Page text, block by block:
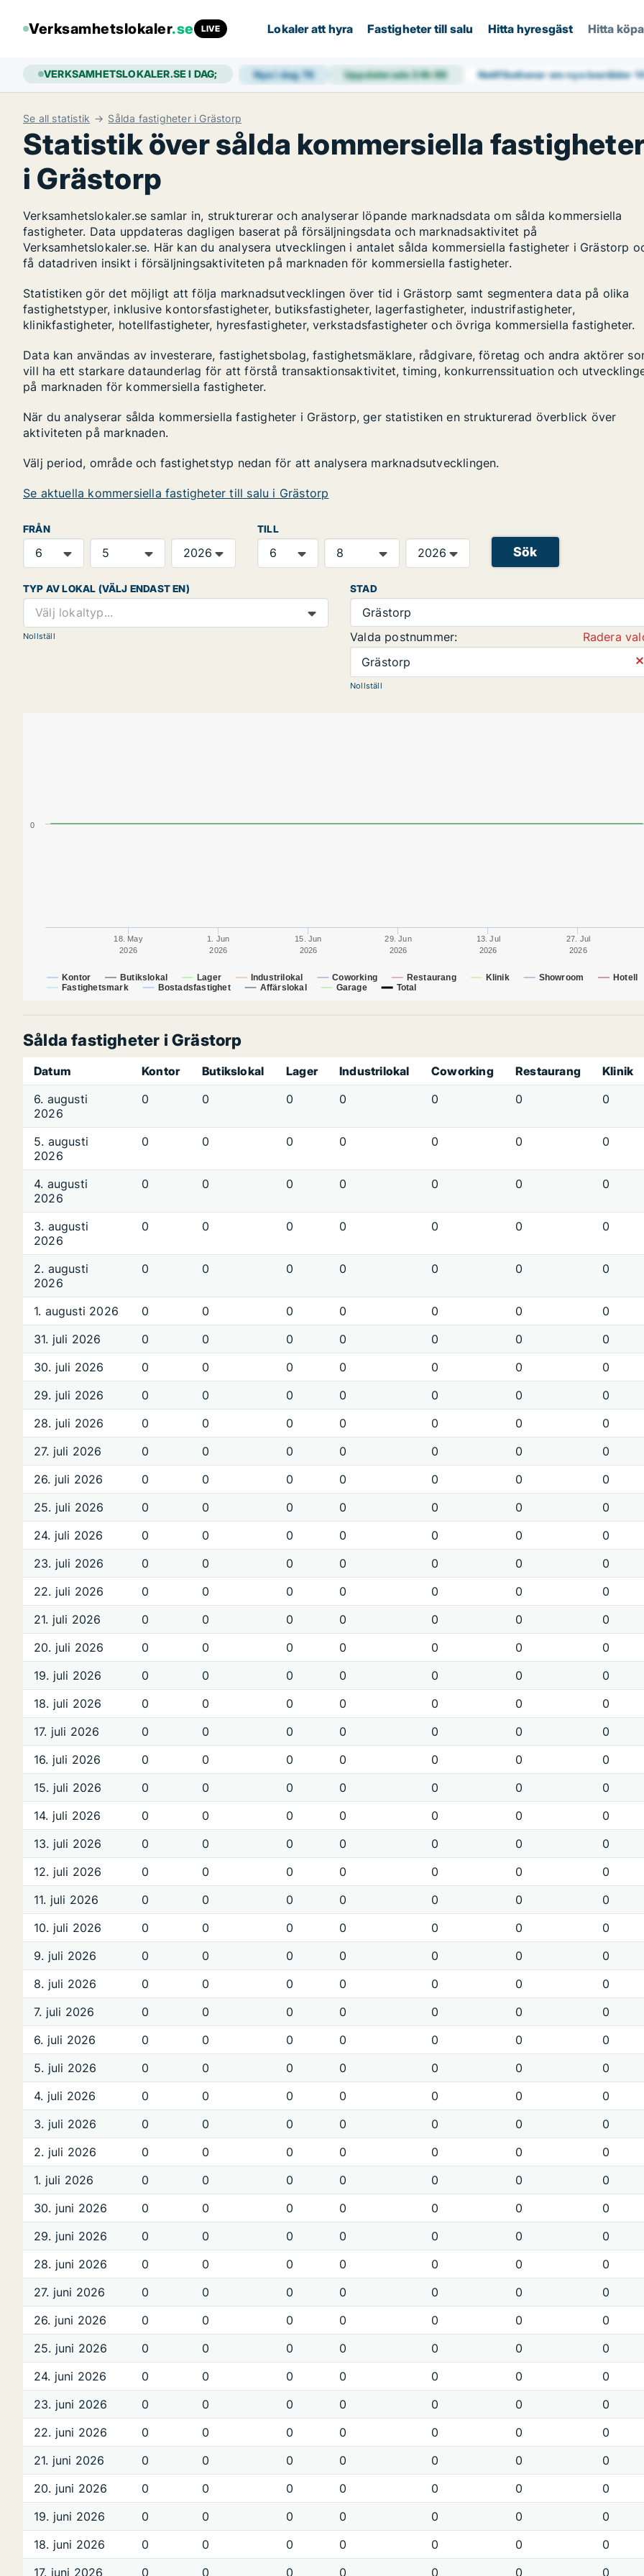
Verksamhetslokaler.se LIVE Lokaler att hyra Fastigheter till salu Hitta hyresgäst Hitta
VERKSAMHETSLOKALER.SE I DAG; Nya i dag 76 Uppdaterade 24h96 Notifikationer om nya bostäder
Se all statistik Sålda fastigheter i Grästorp
Statistik över sålda kommersiella
i Grästorp
Verksamhetslokaler.se samlar in, strukturerar och analyserar löpande marknadsdata om sålda kommersiella
fastigheter. Data uppdateras dagligen baserat på försäljningsdata och marknadsaktivitet på
Verksamhetslokaler.se. Här kan du analysera utvecklingen i antalet sålda kommersiella fastigheter i Grästorp
få datadriven insikt i försäljningsaktiviteten på marknaden för kommersiella fastigheter.
Statistiken gör det möjligt att följa marknadsutvecklingen över tid i Grästorp samt segmentera data på olika
fastighetstyper, inklusive kontorsfastigheter, butiksfastigheter, lagerfastigheter, industrifastigheter,
klinikfastigheter, hotellfastigheter, hyresfastigheter, verkstadsfastigheter och övriga kommersiella fastigheter.
Data kan användas av investerare, fastighetsbolag, fastighetsmäklare, rådgivare, företag och andra aktörer
vill ha ett starkare dataunderlag för att förstå transaktionsaktivitet, timing, konkurrenssituation och
på marknaden för kommersiella fastigheter.
När du analyserar sålda kommersiella fastigheter i Grästorp, ger statistiken en strukturerad överblick över
aktiviteten på marknaden.
Välj period, område och fastighetstyp nedan för att analysera marknadsutvecklingen.
Se aktuella kommersiella fastigheter till salu i Grästorp
FRÅN TILL
Sök
TYP AV LOKAL (VÄLJ ENDAST EN)
Välj lokaltyp...
Nollställ
STAD
Grästorp
Valda postnummer:
Radera
Grästorp
⨯
Nollställ
Kontor Butikslokal Lager Industrilokal Coworking Restaurang Klinik Showroom
Hotell
Fastighetsmark
Bostadsfastighet Affärslokal Garage Total
18. May
2026
1. Jun
2026
15. Jun
2026
29. Jun
2026
13. Jul
2026
27. Jul
2026
0
Sålda fastigheter i Grästorp
Datum Kontor Butikslokal Lager Industrilokal Coworking Restaurang Klinik
6. augusti
2026
0 0 0 0 0 0 0
5. augusti
2026
0 0 0 0 0 0 0
4. augusti
2026
0 0 0 0 0 0 0
3. augusti
2026
0 0 0 0 0 0 0
2. augusti
2026
0 0 0 0 0 0 0
1. augusti 2026 0 0 0 0 0 0 0
31. juli 2026
0 0 0 0 0 0 0
30. juli 2026
0 0 0 0 0 0 0
29. juli 2026
0 0 0 0 0 0 0
28. juli 2026
0 0 0 0 0 0 0
27. juli 2026
0 0 0 0 0 0 0
26. juli 2026
0 0 0 0 0 0 0
25. juli 2026
0 0 0 0 0 0 0
24. juli 2026
0 0 0 0 0 0 0
23. juli 2026
0 0 0 0 0 0 0
22. juli 2026
0 0 0 0 0 0 0
21. juli 2026
0 0 0 0 0 0 0
20. juli 2026
0 0 0 0 0 0 0
19. juli 2026
0 0 0 0 0 0 0
18. juli 2026
0 0 0 0 0 0 0
17. juli 2026
0 0 0 0 0 0 0
16. juli 2026
0 0 0 0 0 0 0
15. juli 2026
0 0 0 0 0 0 0
14. juli 2026
0 0 0 0 0 0 0
13. juli 2026
0 0 0 0 0 0 0
12. juli 2026
0 0 0 0 0 0 0
11. juli 2026
0 0 0 0 0 0 0
10. juli 2026
0 0 0 0 0 0 0
9. juli 2026
0 0 0 0 0 0 0
8. juli 2026
0 0 0 0 0 0 0
7. juli 2026
0 0 0 0 0 0 0
6. juli 2026
0 0 0 0 0 0 0
5. juli 2026
0 0 0 0 0 0 0
4. juli 2026
0 0 0 0 0 0 0
3. juli 2026
0 0 0 0 0 0 0
2. juli 2026
0 0 0 0 0 0 0
1. juli 2026
0 0 0 0 0 0 0
30. juni 2026
0 0 0 0 0 0 0
29. juni 2026
0 0 0 0 0 0 0
28. juni 2026
0 0 0 0 0 0 0
27. juni 2026
0 0 0 0 0 0 0
26. juni 2026
0 0 0 0 0 0 0
25. juni 2026
0 0 0 0 0 0 0
24. juni 2026
0 0 0 0 0 0 0
23. juni 2026
0 0 0 0 0 0 0
22. juni 2026
0 0 0 0 0 0 0
21. juni 2026
0 0 0 0 0 0 0
20. juni 2026
0 0 0 0 0 0 0
19. juni 2026
0 0 0 0 0 0 0
18. juni 2026
0 0 0 0 0 0 0
17. juni 2026
0 0 0 0 0 0 0